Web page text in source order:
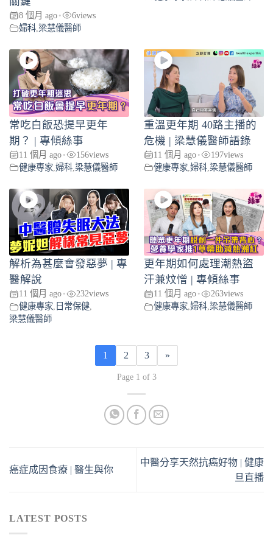
8 個月 ago • 6views
婦科 梁慧儀醫師
常吃白飯恐提早更年
期？ | 專傾絲事
11 個月 ago • 156views
健康專家 婦科 梁慧儀醫師
重溫更年期 40路主播的
危機 | 梁慧儀醫師語錄
11 個月 ago • 197views
健康專家 婦科 梁慧儀醫師
解析為甚麼會發惡夢 | 專
醫解說
11 個月 ago • 232views
健康專家, 日常保健,
梁慧儀醫師
更年期如何處理潮熱盜
汗兼炆憎 | 專傾絲事
11 個月 ago • 263views
健康專家,婦科,梁慧儀醫師
1 2 3 »
Page 1 of 3
癌症成因食療 | 醫生與你
中醫分享天然抗癌好物 | 健康
旦直播
LATEST POSTS